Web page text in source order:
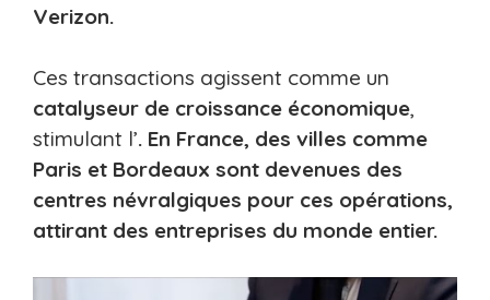
Verizon.
Ces transactions agissent comme un
catalyseur de croissance économique,
stimulant l’. En France, des villes comme
Paris et Bordeaux sont devenues des
centres névralgiques pour ces opérations,
attirant des entreprises du monde entier.